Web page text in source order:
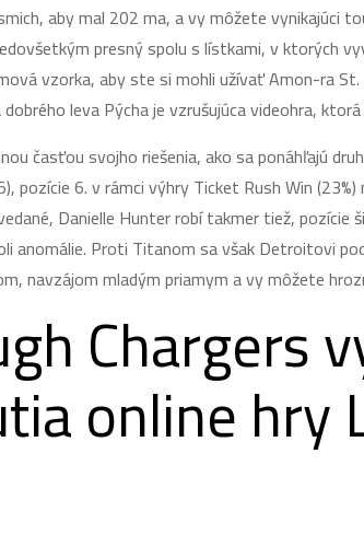
aby mal 202 ma, a vy môžete vynikajúci
presný spolu s lístkami, v ktorých
vzorka, aby ste si mohli užívať Amon-ra
leva Pýcha je vzrušujúca videohra,
časťou svojho riešenia, ako sa ponáhľajú
pozície 6. v rámci výhry Ticket Rush Win
Danielle Hunter robí takmer tiež,
anomálie. Proti Titanom sa však Detroitovi
navzájom mladým priamym a vy môžete
Chargers
online hry